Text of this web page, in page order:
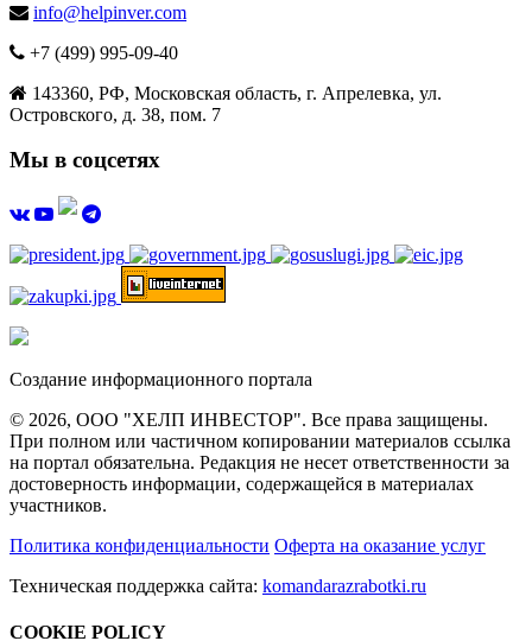
info@helpinver.com
+7 (499) 995-09-40
143360, РФ, Московская область, г. Апрелевка, ул.
Островского, д. 38, пом. 7
Мы в соцсетях
Создание информационного портала
© 2026, ООО "ХЕЛП ИНВЕСТОР". Все права защищены.
При полном или частичном копировании материалов ссылка
на портал обязательна. Редакция не несет ответственности за
достоверность информации, содержащейся в материалах
участников.
Политика конфиденциальности Оферта на оказание услуг
Техническая поддержка сайта: komandarazrabotki.ru
COOKIE POLICY